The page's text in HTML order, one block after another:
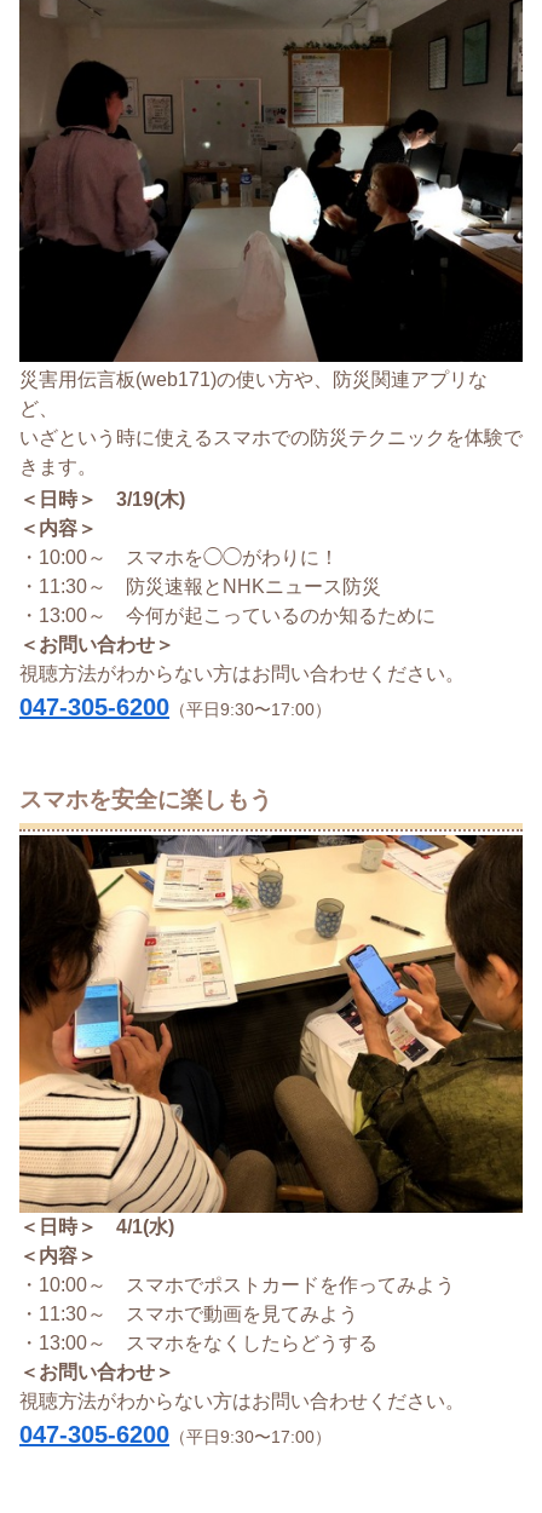
災害用伝言板(web171)の使い方や、防災関連アプリな
ど、
いざという時に使えるスマホでの防災テクニックを体験で
きます。
＜日時＞ 3/19(木)
＜内容＞
・10:00～ スマホを◯◯がわりに！
・11:30～ 防災速報とNHKニュース防災
・13:00～ 今何が起こっているのか知るために
＜お問い合わせ＞
視聴方法がわからない方はお問い合わせください。
047-305-6200 （平日9:30〜17:00）
スマホを安全に楽しもう
＜日時＞ 4/1(水)
＜内容＞
・10:00～ スマホでポストカードを作ってみよう
・11:30～ スマホで動画を見てみよう
・13:00～ スマホをなくしたらどうする
＜お問い合わせ＞
視聴方法がわからない方はお問い合わせください。
047-305-6200 （平日9:30〜17:00）